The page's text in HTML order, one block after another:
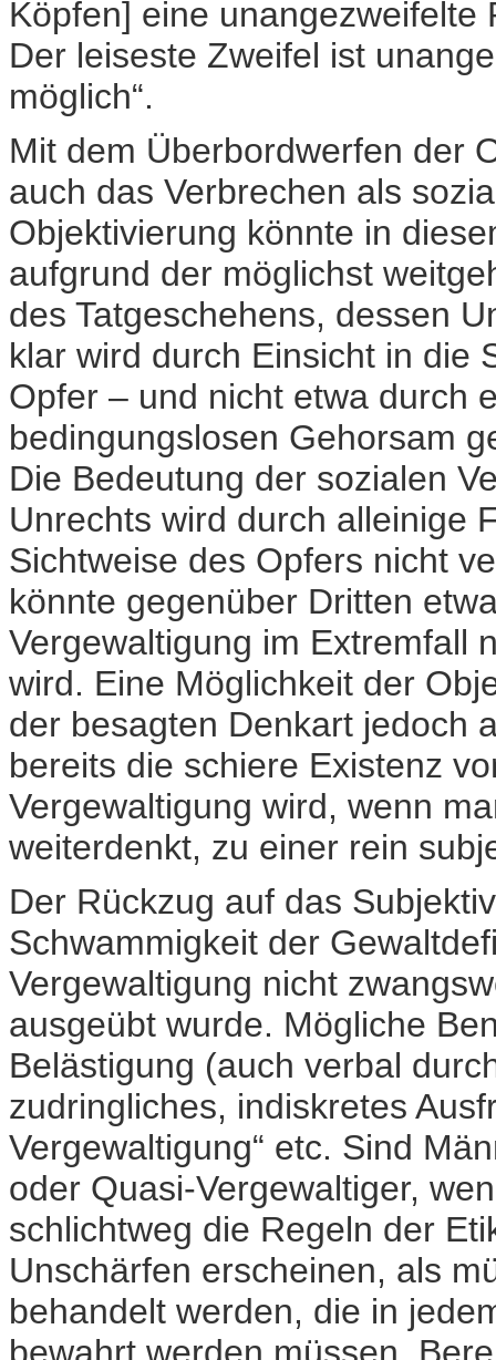
Köpfen] eine unangezweifelte
Der leiseste Zweifel ist
möglich“.
Mit dem Überbordwerfen der
auch das Verbrechen als
Objektivierung könnte in
aufgrund der möglichst
des Tatgeschehens, dessen
klar wird durch Einsicht in die
Opfer – und nicht etwa durch
bedingungslosen Gehorsam
Die Bedeutung der sozialen
Unrechts wird durch alleinige
Sichtweise des Opfers nicht
könnte gegenüber Dritten
Vergewaltigung im Extremfall
wird. Eine Möglichkeit der
der besagten Denkart jedoch
bereits die schiere Existenz
Vergewaltigung wird, wenn
weiterdenkt, zu einer rein
Der Rückzug auf das
Schwammigkeit der
Vergewaltigung nicht
ausgeübt wurde. Mögliche
Belästigung (auch verbal
zudringliches, indiskretes
Vergewaltigung“ etc. Sind
oder Quasi-Vergewaltiger,
schlichtweg die Regeln der
Unschärfen erscheinen, als
behandelt werden, die in